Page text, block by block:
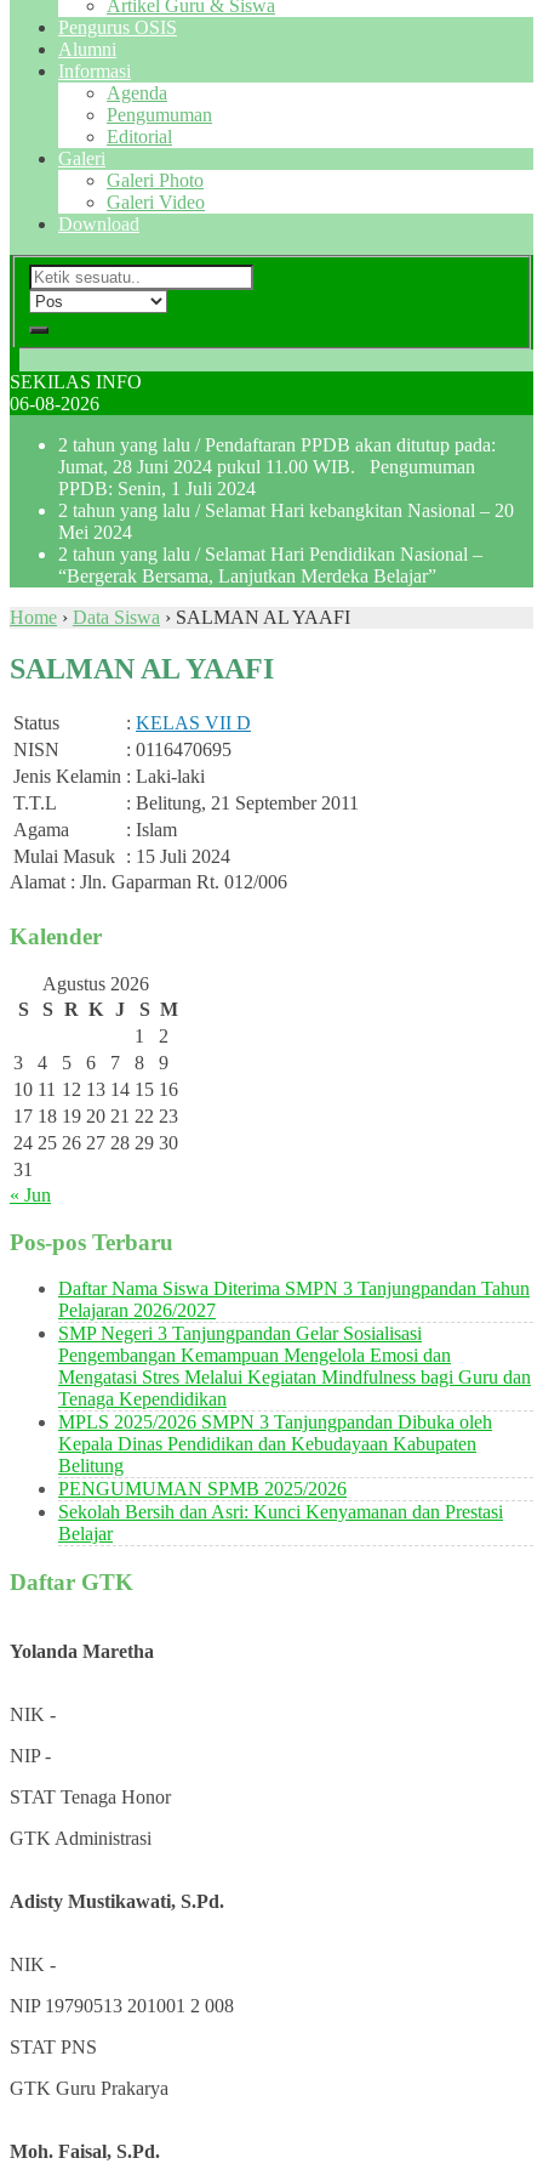
Artikel Guru & Siswa
Pengurus OSIS
Alumni
Informasi
Agenda
Pengumuman
Editorial
Galeri
Galeri Photo
Galeri Video
Download
SEKILAS INFO
06-08-2026
2 tahun yang lalu / Pendaftaran PPDB akan ditutup pada:
Jumat, 28 Juni 2024 pukul 11.00 WIB. Pengumuman
PPDB: Senin, 1 Juli 2024
2 tahun yang lalu / Selamat Hari kebangkitan Nasional – 20
Mei 2024
2 tahun yang lalu / Selamat Hari Pendidikan Nasional –
“Bergerak Bersama, Lanjutkan Merdeka Belajar”
Home › Data Siswa › SALMAN AL YAAFI
SALMAN AL YAAFI
Status : KELAS VII D
NISN
: 0116470695
Jenis Kelamin : Laki-laki
T.T.L
: Belitung, 21 September 2011
Agama
: Islam
Mulai Masuk : 15 Juli 2024
Alamat : Jln. Gaparman Rt. 012/006
Kalender
Agustus 2026
S
S R K J S M
1
2
3
4 5 6 7 8
9
10 11 12 13 14 15 16
17 18 19 20 21 22 23
24 25 26 27 28 29 30
31
« Jun
Pos-pos Terbaru
Daftar Nama Siswa Diterima SMPN 3 Tanjungpandan Tahun
Pelajaran 2026/2027
SMP Negeri 3 Tanjungpandan Gelar Sosialisasi
Pengembangan Kemampuan Mengelola Emosi dan
Mengatasi Stres Melalui Kegiatan Mindfulness bagi Guru dan
Tenaga Kependidikan
MPLS 2025/2026 SMPN 3 Tanjungpandan Dibuka oleh
Kepala Dinas Pendidikan dan Kebudayaan Kabupaten
Belitung
PENGUMUMAN SPMB 2025/2026
Sekolah Bersih dan Asri: Kunci Kenyamanan dan Prestasi
Belajar
Daftar GTK
Yolanda Maretha
NIK -
NIP-
STAT Tenaga Honor
GTK Administrasi
Adisty Mustikawati, S.Pd.
NIK -
NIP 19790513 201001 2 008
STAT PNS
GTK Guru Prakarya
Moh. Faisal, S.Pd.